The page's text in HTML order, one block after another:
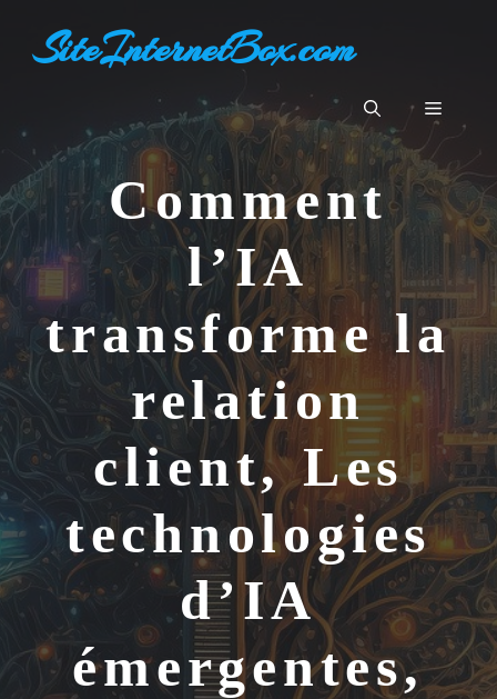
contenuSiteInternetBox.com
Menu
Comment
l’IA
transforme la
relation
client, Les
technologies
d’IA
émergentes,